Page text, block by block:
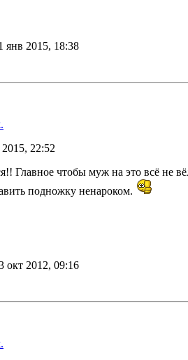
янв 2015, 18:38
22:52
Главное чтобы муж на это всё не
подножку ненароком.
окт 2012, 09:16